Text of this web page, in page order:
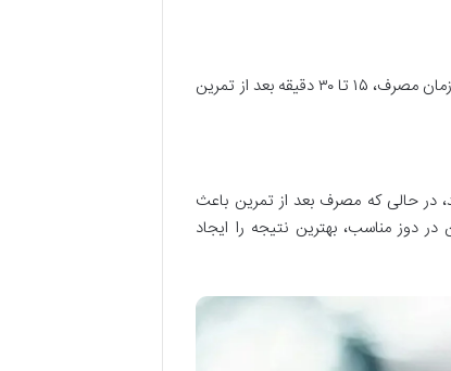
مصرف آمینو وی باید با دقت انجام شود تا اثرگذاری آن به حداکثر برسد. معمولاً بهترین زمان مصرف، ۱۵ تا ۳۰ دقیقه بعد از تمرین
در حالی که مصرف بعد از تمرین باعث
دوز مناسب، بهترین نتیجه را ایجاد